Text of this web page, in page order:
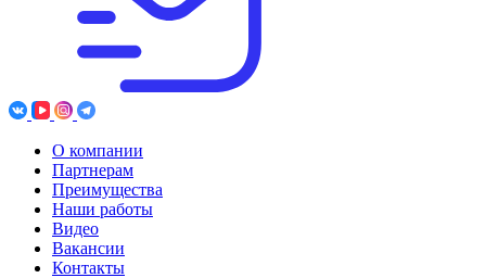
О компании
Партнерам
Преимущества
Наши работы
Видео
Вакансии
Контакты